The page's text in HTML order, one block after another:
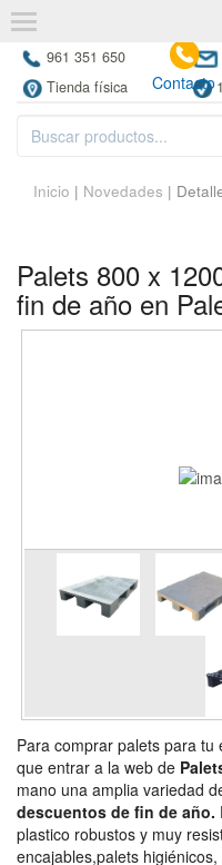
961 351 650
Tienda física
Contacto
Inicio | Novedades |
Palets 800 x
fin de año en
Para comprar palets para
que entrar a la web de
mano una amplia variedad
descuentos de fin de año.
plastico robustos y muy
encajables,palets